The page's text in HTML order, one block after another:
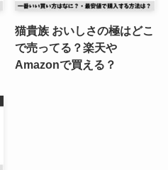
猫貴族 おいしさの極はどこ
で売ってる？楽天や
Amazonで買える？